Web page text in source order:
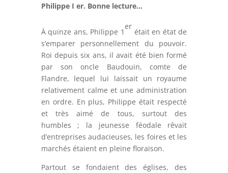
Philippe I er. Bonne lecture…
À quinze ans, Philippe 1
er
était en état de
s’emparer personnellement du pouvoir.
Roi depuis six ans, il avait été bien formé
par son oncle Baudouin, comte de
Flandre, lequel lui laissait un royaume
relativement calme et une administration
en ordre. En plus, Philippe était respecté
et très aimé de tous, surtout des
humbles ; la jeunesse féodale rêvait
d’entreprises audacieuses, les foires et les
marchés étaient en pleine floraison.
Partout se fondaient des églises, des